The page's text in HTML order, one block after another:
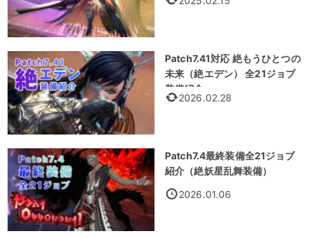
Patch7.41対応 絶もうひとつの
未来（絶エデン） 全21ジョブ
装備紹介
2026.02.28
Patch7.4最終装備全21ジョブ
紹介（絶妖星乱舞装備）
2026.01.06